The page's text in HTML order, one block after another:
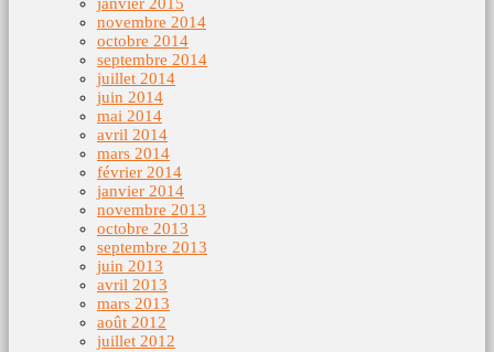
janvier 2015
novembre 2014
octobre 2014
septembre 2014
juillet 2014
juin 2014
mai 2014
avril 2014
mars 2014
février 2014
janvier 2014
novembre 2013
octobre 2013
septembre 2013
juin 2013
avril 2013
mars 2013
août 2012
juillet 2012